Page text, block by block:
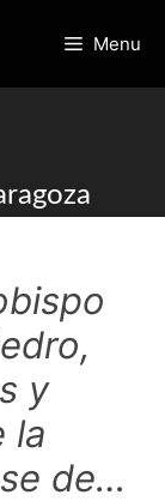
Menu
y
la
de…